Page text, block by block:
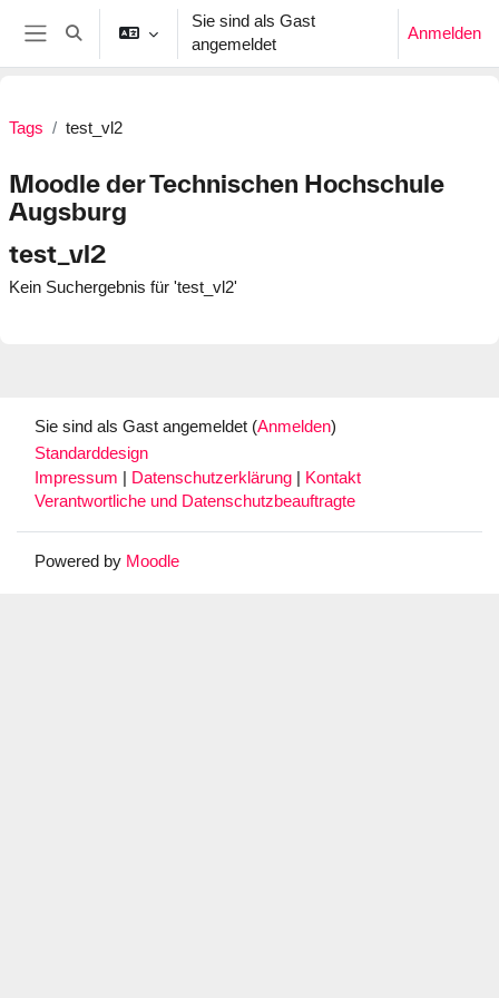
Zum Hauptinhalt
Website-Übersicht
Sucheingabe umschalten
Sie sind als Gast
angemeldet
Anmelden
Tags test_vl2
Moodle der Technischen Hochschule
Augsburg
test_vl2
Kein Suchergebnis für 'test_vl2'
Sie sind als Gast angemeldet (Anmelden)
Standarddesign
Impressum
Datenschutzerklärung
Kontakt
Verantwortliche und Datenschutzbeauftragte
Powered by Moodle